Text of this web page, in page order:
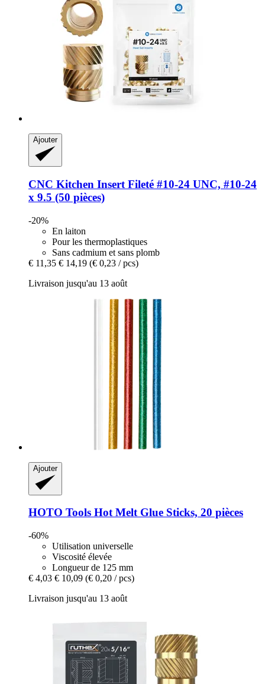
Ajouter
CNC Kitchen Insert Fileté #10-​24 UNC, #10-​24
x 9.5 (50 pièces)
-20%
En laiton
Pour les thermoplastiques
Sans cadmium et sans plomb
€ 11,35 € 14,19 (€ 0,23 / pcs)
Livraison jusqu'au 13 août
Ajouter
HOTO Tools Hot Melt Glue Sticks, 20 pièces
-60%
Utilisation universelle
Viscosité élevée
Longueur de 125 mm
€ 4,03 € 10,09 (€ 0,20 / pcs)
Livraison jusqu'au 13 août